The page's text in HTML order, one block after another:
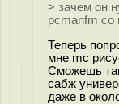
> зачем он
pcmanfm со
Теперь
мне mc
Сможешь
сабж
даже в